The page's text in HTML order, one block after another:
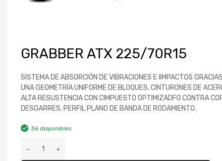
GRABBER ATX 225/70R15
SISTEMA DE ABSORCIÓN DE VIBRACIONES E IIMPACTOS
UNA GEOMETRÍA UNIFORME DE BLOQUES, CINTURONES DE
ALTA RESUSTENCIA CON CIMPUESTO OPTIMIZADFO CONTRA
DESGARRES, PERFIL PLANO DE BANDA DE RODAMIENTO.
36 disponibles